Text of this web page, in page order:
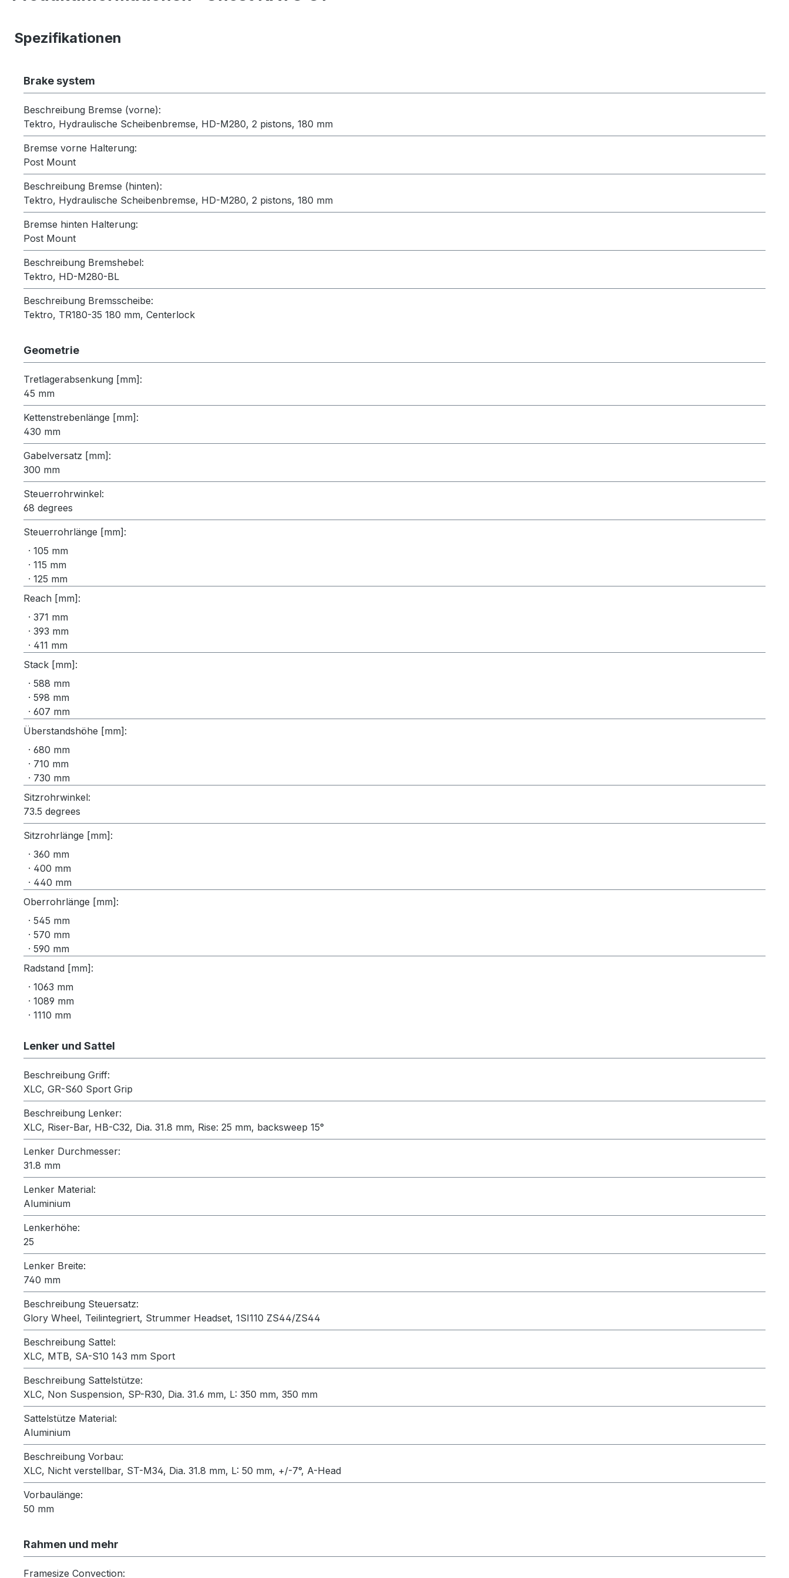
Spezifikationen
Brake system
Beschreibung Bremse (vorne):
Tektro, Hydraulische Scheibenbremse, HD-M280, 2 pistons, 180 mm
Bremse vorne Halterung:
Post Mount
Beschreibung Bremse (hinten):
Tektro, Hydraulische Scheibenbremse, HD-M280, 2 pistons, 180 mm
Bremse hinten Halterung:
Post Mount
Beschreibung Bremshebel:
Tektro, HD-M280-BL
Beschreibung Bremsscheibe:
Tektro, TR180-35 180 mm, Centerlock
Geometrie
Tretlagerabsenkung [mm]:
45 mm
Kettenstrebenlänge [mm]:
430 mm
Gabelversatz [mm]:
300 mm
Steuerrohrwinkel:
68 degrees
Steuerrohrlänge [mm]:
· 105 mm
· 115 mm
· 125 mm
Reach [mm]:
· 371 mm
· 393 mm
· 411 mm
Stack [mm]:
· 588 mm
· 598 mm
· 607 mm
Überstandshöhe [mm]:
· 680 mm
· 710 mm
· 730 mm
Sitzrohrwinkel:
73.5 degrees
Sitzrohrlänge [mm]:
· 360 mm
· 400 mm
· 440 mm
Oberrohrlänge [mm]:
· 545 mm
· 570 mm
· 590 mm
Radstand [mm]:
· 1063 mm
· 1089 mm
· 1110 mm
Lenker und Sattel
Beschreibung Griff:
XLC, GR-S60 Sport Grip
Beschreibung Lenker:
XLC, Riser-Bar, HB-C32, Dia. 31.8 mm, Rise: 25 mm, backsweep 15°
Lenker Durchmesser:
31.8 mm
Lenker Material:
Aluminium
Lenkerhöhe:
25
Lenker Breite:
740 mm
Beschreibung Steuersatz:
Glory Wheel, Teilintegriert, Strummer Headset, 1SI110 ZS44/ZS44
Beschreibung Sattel:
XLC, MTB, SA-S10 143 mm Sport
Beschreibung Sattelstütze:
XLC, Non Suspension, SP-R30, Dia. 31.6 mm, L: 350 mm, 350 mm
Sattelstütze Material:
Aluminium
Beschreibung Vorbau:
XLC, Nicht verstellbar, ST-M34, Dia. 31.8 mm, L: 50 mm, +/-7°, A-Head
Vorbaulänge:
50 mm
Rahmen und mehr
Framesize Convection: